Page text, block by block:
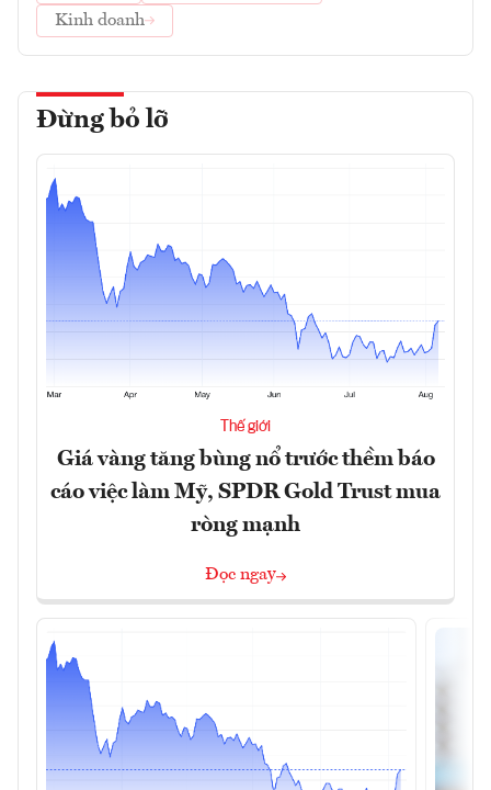
Kinh doanh
Đừng bỏ lỡ
Thế giới
Giá vàng tăng bùng nổ trước thềm báo
cáo việc làm Mỹ, SPDR Gold Trust mua
ròng mạnh
Đọc ngay